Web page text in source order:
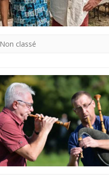
Non classé